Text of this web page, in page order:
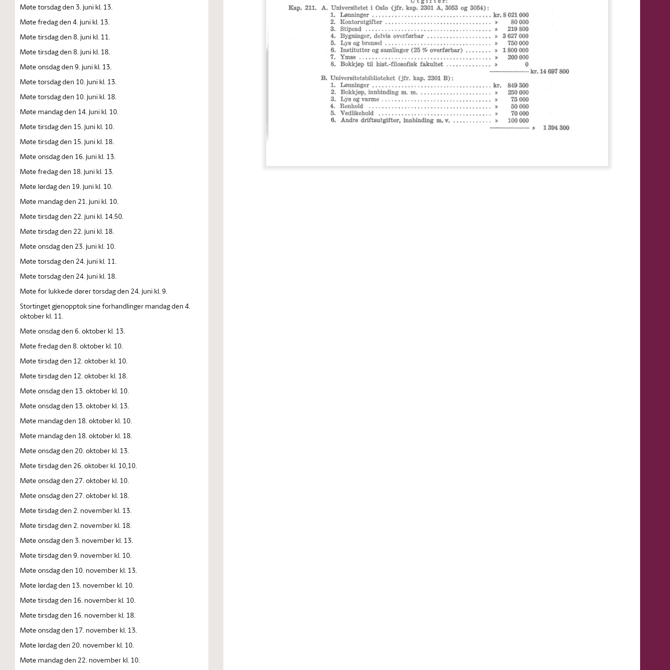
Møte torsdag den 3. juni kl. 13.
Møte fredag den 4. juni kl. 13.
Møte tirsdag den 8. juni kl. 11.
Møte tirsdag den 8. juni kl. 18.
Møte onsdag den 9. juni kl. 13.
Møte torsdag den 10. juni kl. 13.
Møte torsdag den 10. juni kl. 18.
Møte mandag den 14. juni kl. 10.
Møte tirsdag den 15. juni kl. 10.
Møte tirsdag den 15. juni kl. 18.
Møte onsdag den 16. juni kl. 13.
Møte fredag den 18. juni kl. 13.
Møte lørdag den 19. juni kl. 10.
Møte mandag den 21. juni kl. 10.
Møte tirsdag den 22. juni kl. 14.50.
Møte tirsdag den 22. juni kl. 18.
Møte onsdag den 23. juni kl. 10.
Møte torsdag den 24. juni kl. 11.
Møte torsdag den 24. juni kl. 18.
Møte for lukkede dører torsdag den 24. juni kl. 9.
Stortinget gjenopptok sine forhandlinger mandag den 4.
oktober kl. 11.
Møte onsdag den 6. oktober kl. 13.
Møte fredag den 8. oktober kl. 10.
Møte tirsdag den 12. oktober kl. 10.
Møte tirsdag den 12. oktober kl. 18.
Møte onsdag den 13. oktober kl. 10.
Møte onsdag den 13. oktober kl. 13.
Møte mandag den 18. oktober kl. 10.
Møte mandag den 18. oktober kl. 18.
Møte onsdag den 20. oktober kl. 13.
Møte tirsdag den 26. oktober kl. 10,10.
Møte onsdag den 27. oktober kl. 10.
Møte onsdag den 27. oktober kl. 18.
Møte tirsdag den 2. november kl. 13.
Møte tirsdag den 2. november kl. 18.
Møte onsdag den 3. november kl. 13.
Møte tirsdag den 9. november kl. 10.
Møte onsdag den 10. november kl. 13.
Møte lørdag den 13. november kl. 10.
Møte tirsdag den 16. november kl. 10.
Møte tirsdag den 16. november kl. 18.
Møte onsdag den 17. november kl. 13.
Møte lørdag den 20. november kl. 10.
Møte mandag den 22. november kl. 10.